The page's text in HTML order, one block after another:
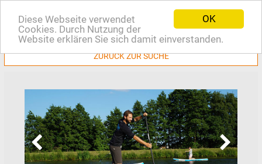
OK
Diese Webseite verwendet
Cookies. Durch Nutzung der
Website erklären Sie sich damit einverstanden.
ZURÜCK ZUR SUCHE